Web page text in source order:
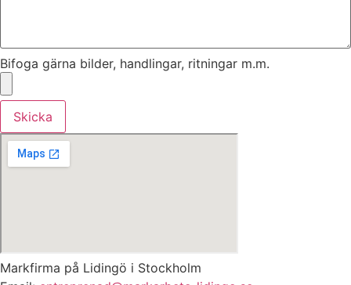
Bifoga gärna bilder, handlingar, ritningar m.m.
Skicka
Markfirma på Lidingö i Stockholm